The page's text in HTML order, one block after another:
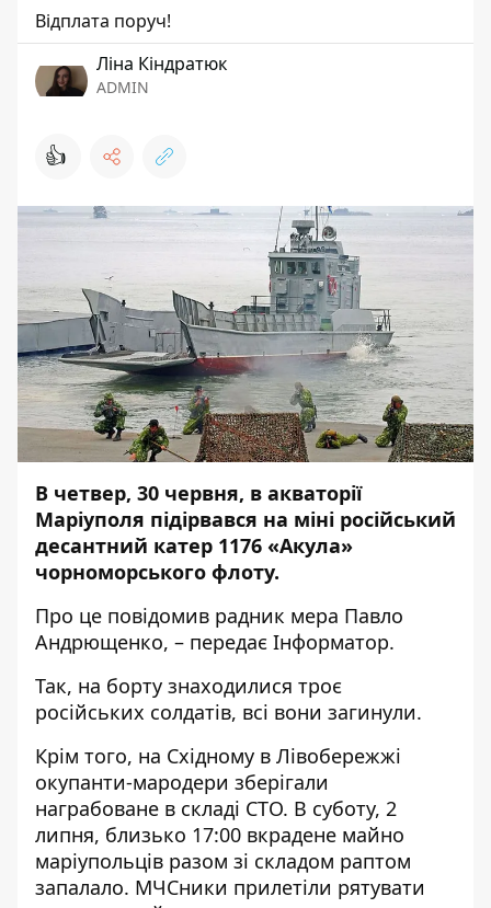
Відплата поруч!
Ліна Кіндратюк
ADMIN
👍
В четвер, 30 червня, в акваторії
Маріуполя підірвався на міні російський
десантний катер 1176 «Акула»
чорноморського флоту.
Про це повідомив радник мера Павло
Андрющенко, – передає Інформатор.
Так, на борту знаходилися троє
російських солдатів, всі вони загинули.
Крім того, на Східному в Лівобережжі
окупанти-мародери зберігали
награбоване в складі СТО. В суботу, 2
липня, близько 17:00 вкрадене майно
маріупольців разом зі складом раптом
запалало. МЧСники прилетіли рятувати